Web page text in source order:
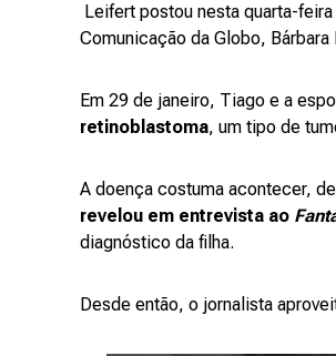
Leifert postou nesta quarta-
Comunicação da Globo,
Em 29 de janeiro, Tiago e a
retinoblastoma, um tipo de
A doença costuma acontecer,
revelou em entrevista ao
diagnóstico da filha.
Desde então, o jornalista